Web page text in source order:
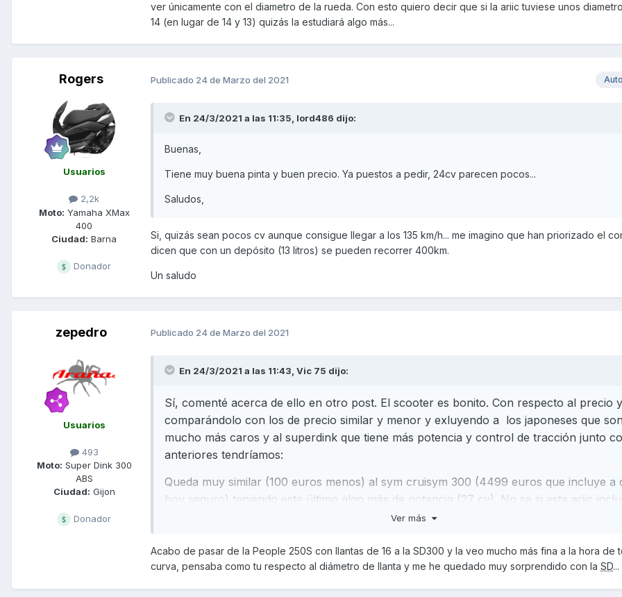
ver únicamente con el diametro de la rueda. Con esto quiero decir que si la ariic tuviese unos
14 (en lugar de 14 y 13) quizás la estudiará algo más...
Rogers
Usuarios
2,2k
Moto: Yamaha XMax
400
Ciudad: Barna
Donador
Publicado 24 de Marzo del 2021
En 24/3/2021 a las 11:35, lord486 dijo:
Buenas,
Tiene muy buena pinta y buen precio. Ya puestos a pedir, 24cv parecen pocos...
Saludos,
Si, quizás sean pocos cv aunque consigue llegar a los 135 km/h... me imagino que han priorizado el
dicen que con un depósito (13 litros) se pueden recorrer 400km.
Un saludo
zepedro
Usuarios
493
Moto: Super Dink 300
ABS
Ciudad: Gijon
Donador
Publicado 24 de Marzo del 2021
En 24/3/2021 a las 11:43, Vic 75 dijo:
Sí, comenté acerca de ello en otro post. El scooter es bonito. Con respecto al precio y
comparándolo con los de precio similar y menor y exluyendo a los japoneses que son
mucho más caros y al superdink que tiene más potencia y control de tracción junto
anteriores tendríamos:
Queda muy similar (100 euros menos) al sym cruisym 300 (4499 euros que incluye a
hoy seguro) teniendo este último algo más de potencia (27 cv). No se si este ariic
Queda considerablemente en precio por encima del daelim xq2 300
Ver más
Acabo de pasar de la People 250S con llantas de 16 a la SD300 y la veo mucho más fina a la hora de
curva, pensaba como tu respecto al diámetro de llanta y me he quedado muy sorprendido con la SD...